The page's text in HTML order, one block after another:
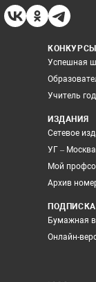
КОНКУРСЫ
Успешная
Учитель
ИЗДАНИЯ
Сетевое
УГ – Москва
Мой
Архив
ПОДПИСКА
Бумажная
Онлайн-